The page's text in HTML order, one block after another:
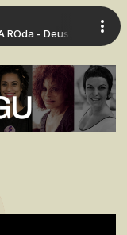
- Deus Lhe Pague -